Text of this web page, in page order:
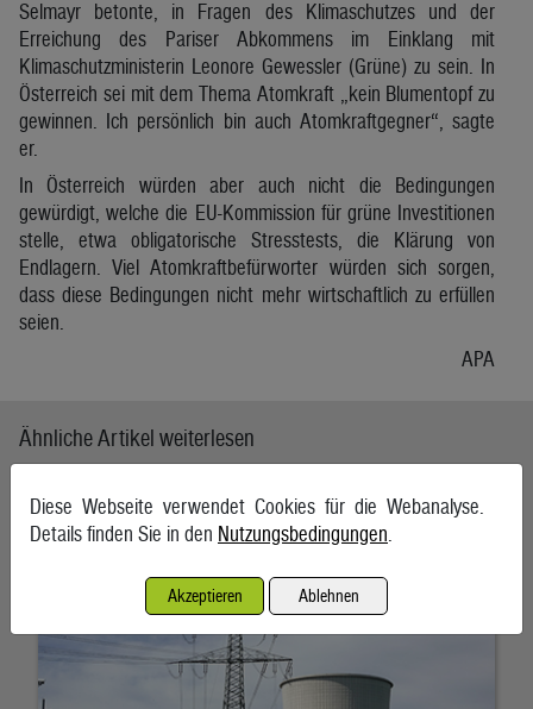
Selmayr betonte, in Fragen des Klimaschutzes und der
Erreichung des Pariser Abkommens im Einklang mit
Klimaschutzministerin Leonore Gewessler (Grüne) zu sein. In
Österreich sei mit dem Thema Atomkraft „kein Blumentopf zu
gewinnen. Ich persönlich bin auch Atomkraftgegner“, sagte
er.
In Österreich würden aber auch nicht die Bedingungen
gewürdigt, welche die EU-Kommission für grüne Investitionen
stelle, etwa obligatorische Stresstests, die Klärung von
Endlagern. Viel Atomkraftbefürworter würden sich sorgen,
dass diese Bedingungen nicht mehr wirtschaftlich zu erfüllen
seien.
APA
Ähnliche Artikel weiterlesen
Ungarns AKW Paks entgeht knapp dem Stillstand
6. August 2026, Budapest
Diese Webseite verwendet Cookies für die Webanalyse.
Details finden Sie in den Nutzungsbedingungen
Akzeptieren Ablehnen